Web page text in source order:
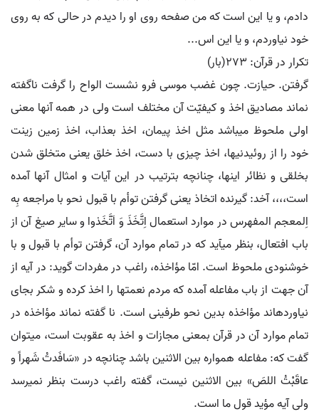
دادم، و یا این است که من صفحه روی او را دیدم در حالی که به روی
خود نیاوردم، و یا این اس...
تکرار در قرآن: ۲۷۳(بار)
گرفتن. حیازت. چون غضب موسی فرو نشست الواح را گرفت ناگفته
نماند مصادیق اخذ و کیفیّت آن مختلف است ولی در همه آنها معنی
اولی ملحوظ می‏باشد مثل اخذ پیمان، اخذ بعذاب، اخذ زمین زینت
خود را از روئیدنیها، اخذ چیزی با دست، اخذ خلق یعنی متخلق شدن
بخلقی و نظائر اینها، چنانچه بترتیب در این آیات و امثال آنها آمده
است،،،، آخد: گیرنده اتخاذ یعنی گرفتن توأم با قبول نحو با مراجعه بِه
اِلمعجم المفهرس در موارد استعمال اِتَّخَذَ وَ اَتَّخَذوا و سایر صیغ آن از
باب افتعال، بنظر می‏آید که در تمام موارد آن، گرفتن توأم با قبول و با
خوشنودی ملحوظ است. امّا مؤاخذه، راغب در مفردات گوید: در آیه از
آن جهت از باب مفاعله آمده که مردم نعمت‏ها را اخذ کرده و شکر بجای
نیاورده‏اند مؤاخذه بدین نحو طرفینی است. نا گفته نماند مؤاخذه در
تمام موارد آن در قرآن بمعنی مجازات و اخذ به عقوبت است، می‏توان
گفت که: مفاعله همواره بین الاثنین باشد چنانچه در «سَافَدتُ شَهراً و
عاقَبْتُ اللصَ» بین الاثنین نیست، گفته راغب درست بنظر نمی‏رسد
ولی آیه مؤید قول ما است.